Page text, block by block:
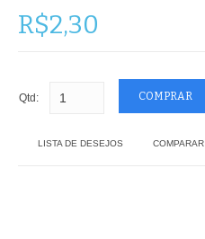
CONTATO
R$2,30
Qtd:
LISTA DE DESEJOS COMPARAR